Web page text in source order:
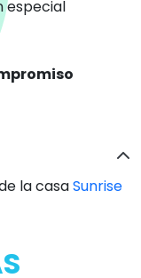
especial
la casaSunrise